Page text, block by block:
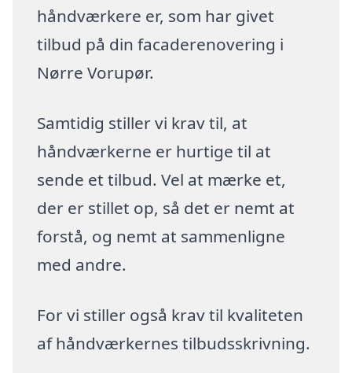
håndværkere er, som har givet
tilbud på din facaderenovering i
Nørre Vorupør.
Samtidig stiller vi krav til, at
håndværkerne er hurtige til at
sende et tilbud. Vel at mærke et,
der er stillet op, så det er nemt at
forstå, og nemt at sammenligne
med andre.
For vi stiller også krav til kvaliteten
af håndværkernes tilbudsskrivning.